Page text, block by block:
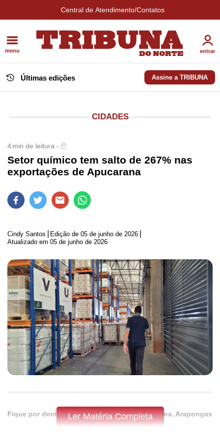
Central de Atendimento/Contatos
menu entrar
Últimas edições Assine a TRIBUNA
CIDADES
4min de leitura -
Setor químico tem salto de 267% nas
exportações de Apucarana
Cindy Santos Edição de 05 de junho de 2026
Atualizado em 05 de junho de 2026
Fique por dentro do que acontece em Apucarana, Arapongas
assine a Tribuna do Norte.
Ler Matéria Completa